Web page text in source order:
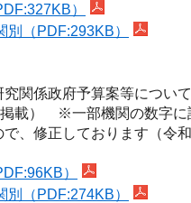
）
別（PDF:293KB）
究関係政府予算案等につい
載） ※一部機関の数字に
で、修正しております（令
）
別（PDF:274KB）